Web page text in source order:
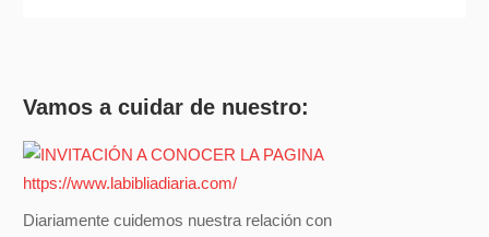
Vamos a cuidar de nuestro:
Diariamente cuidemos nuestra relación con